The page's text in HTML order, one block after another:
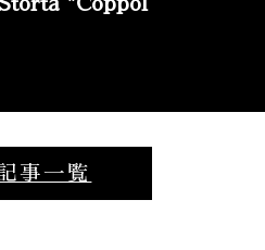
"Coppol
事一覧